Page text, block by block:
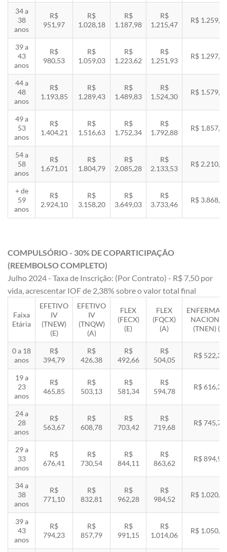
34 a
38
anos
R$
951,97
R$
1.028,18
R$
1.187,98
R$
1.215,47
R$
39 a
43
anos
R$
980,53
R$
1.059,03
R$
1.223,62
R$
1.251,93
R$
44 a
48
anos
R$
1.193,85
R$
1.289,43
R$
1.489,83
R$
1.524,30
R$
49 a
53
anos
R$
1.404,21
R$
1.516,63
R$
1.752,34
R$
1.792,88
R$
54 a
58
anos
R$
1.671,01
R$
1.804,79
R$
2.085,28
R$
2.133,53
R$
+ de
59
anos
R$
2.924,10
R$
3.158,20
R$
3.649,03
R$
3.733,46
R$
COMPULSÓRIO - 30% DE COPARTICIPAÇÃO
(REEMBOLSO COMPLETO)
Julho 2024 - Taxa de Inscrição: (Por Contrato) - R$ 7,50 por
vida, acrescentar IOF de 2,38% sobre o valor total final
Faixa
Etária
EFETIVO
IV
(TNEW)
(E)
EFETIVO
IV
(TNQW)
(A)
FLEX
(FECX)
(E)
FLEX
(FQCX)
(A)
(TNEN) (E)
0 a 18
anos
R$
394,79
R$
426,38
R$
492,66
R$
504,05
R$ 522,33
19 a
23
anos
R$
465,85
R$
503,13
R$
581,34
R$
594,78
R$ 616,35
24 a
28
anos
R$
563,67
R$
608,78
R$
703,42
R$
719,68
R$ 745,78
29 a
33
anos
R$
676,41
R$
730,54
R$
844,11
R$
863,62
R$ 894,94
34 a
38
anos
R$
771,10
R$
832,81
R$
962,28
R$
984,52
R$
39 a
43
anos
R$
794,23
R$
857,79
R$
991,15
R$
1.014,06
R$